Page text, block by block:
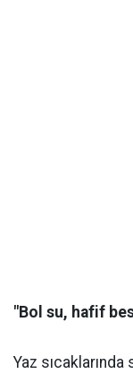
"Bol su, hafif
Yaz sıcaklarında